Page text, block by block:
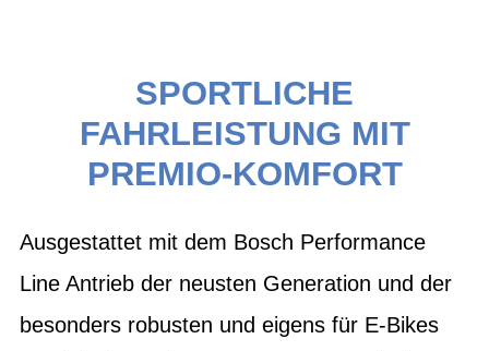
SPORTLICHE
FAHRLEISTUNG MIT
PREMIO-KOMFORT
Ausgestattet mit dem Bosch Performance
Line Antrieb der neusten Generation und der
besonders robusten und eigens für E-Bikes